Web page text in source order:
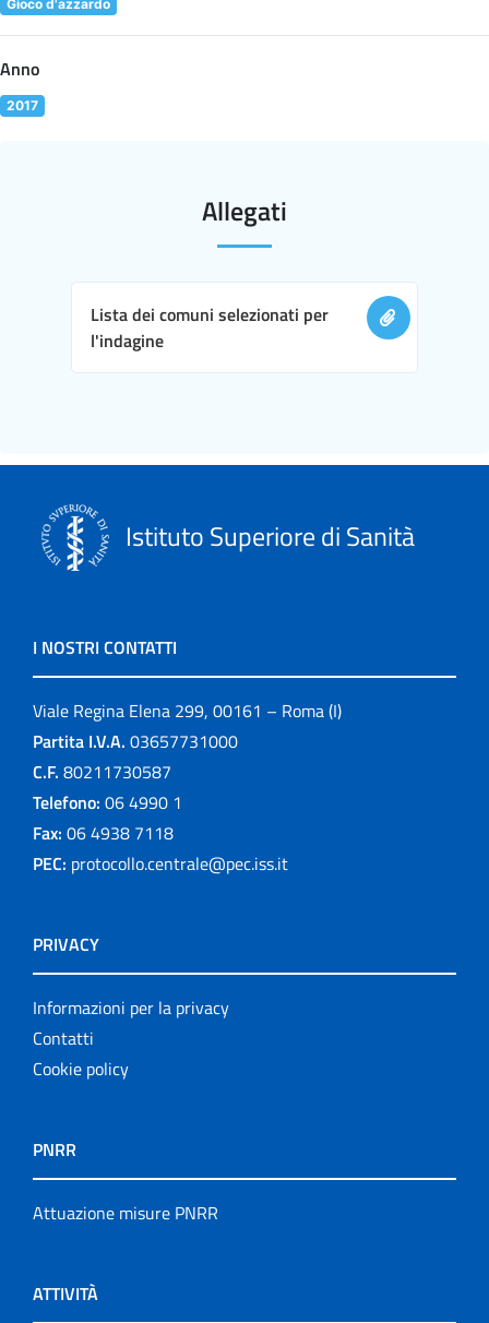
Gioco d'azzardo
Anno
2017
Allegati
Lista dei comuni selezionati per
l'indagine
Istituto Superiore di Sanità
I NOSTRI CONTATTI
Viale Regina Elena 299, 00161 – Roma (I)
Partita I.V.A. 03657731000
C.F. 80211730587
Telefono: 06 4990 1
Fax: 06 4938 7118
PEC: protocollo.centrale@pec.iss.it
PRIVACY
Informazioni per la privacy
Contatti
Cookie policy
PNRR
Attuazione misure PNRR
ATTIVITÀ